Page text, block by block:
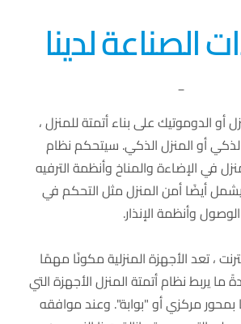
الصناعة لدينا
_
أو الدوموتيك على بناء أتمتة للمنزل ،
أو المنزل الذكي. سيتحكم نظام
في الإضاءة والمناخ وأنظمة الترفيه
أيضًا أمن المنزل مثل التحكم في
الوصول وأنظمة الإنذار.
، تعد الأجهزة المنزلية مكونًا مهمًا
ما يربط نظام أتمتة المنزل الأجهزة التي
بمحور مركزي أو "بوابة". وعند موافقه